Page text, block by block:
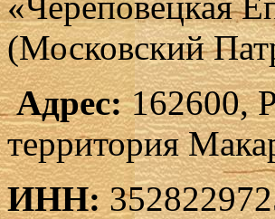
(Московский
Адрес:162600,
территория
ИНН: